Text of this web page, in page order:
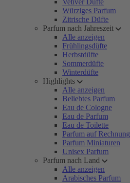
Vetiver Düfte
Würziges Parfum
Zitrische Düfte
Parfum nach Jahreszeit
Alle anzeigen
Frühlingsdüfte
Herbstdüfte
Sommerdüfte
Winterdüfte
Highlights
Alle anzeigen
Beliebtes Parfum
Eau de Cologne
Eau de Parfum
Eau de Toilette
Parfum auf Rechnung
Parfum Miniaturen
Unisex Parfum
Parfum nach Land
Alle anzeigen
Arabisches Parfum